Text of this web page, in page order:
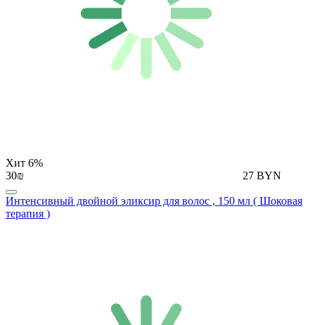
Хит 6%
30₪
27 BYN
Интенсивный двойной эликсир для волос , 150 мл ( Шоковая
терапия )